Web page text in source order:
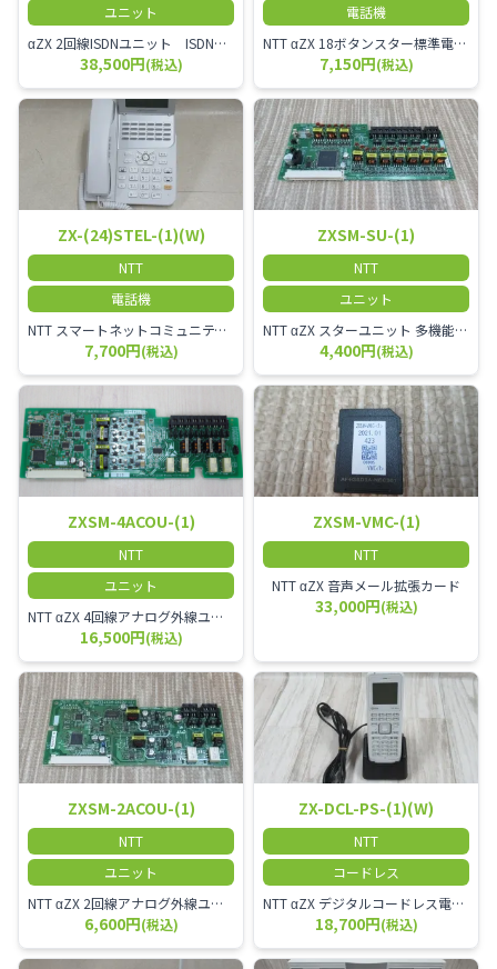
ユニット
αZX 2回線ISDNユニット ISDN回線を2本収容可能です。
38,500円(税込)
電話機
NTT αZX 18ボタンスター標準電話機(白)
7,150円(税込)
ZX-(24)STEL-(1)(W)
NTT
電話機
NTT スマートネットコミュニティαZX 24ボタンスター標準電話機
7,700円(税込)
ZXSM-SU-(1)
NTT
ユニット
NTT αZX スターユニット 多機能電話機ユニット
4,400円(税込)
ZXSM-4ACOU-(1)
NTT
ユニット
NTT αZX 4回線アナログ外線ユニット アナログ4ch収容ユニット
16,500円(税込)
ZXSM-VMC-(1)
NTT
NTT αZX 音声メール拡張カード
33,000円(税込)
ZXSM-2ACOU-(1)
NTT
ユニット
NTT αZX 2回線アナログ外線ユニット
6,600円(税込)
ZX-DCL-PS-(1)(W)
NTT
コードレス
NTT αZX デジタルコードレス電話機 対応主装置及びアンテナを使用してご利用いただけます。 特に工場や倉庫等、オフィスから離れたところで作業をされている方に適しています。
18,700円(税込)